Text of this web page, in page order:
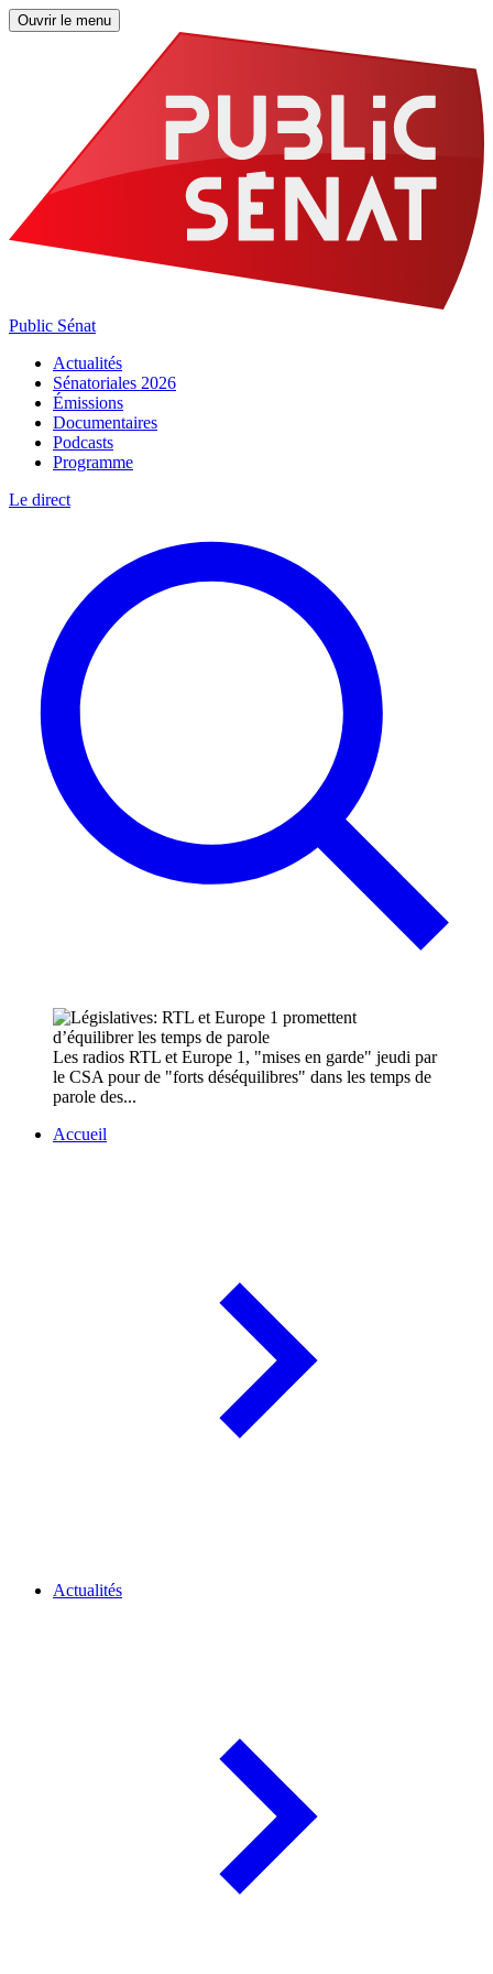
Ouvrir le menu
Public Sénat
Actualités
Sénatoriales 2026
Émissions
Documentaires
Podcasts
Programme
Le direct
Les radios RTL et Europe 1, "mises en garde" jeudi par
le CSA pour de "forts déséquilibres" dans les temps de
parole des...
Accueil
Actualités